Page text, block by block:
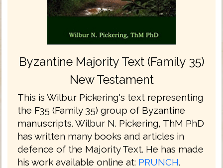
Byzantine Majority Text (Family 35)
New Testament
This is Wilbur Pickering's text representing
the F35 (Family 35) group of Byzantine
manuscripts. Wilbur N. Pickering, ThM PhD
has written many books and articles in
defence of the Majority Text. He has made
his work available online at: PRUNCH.